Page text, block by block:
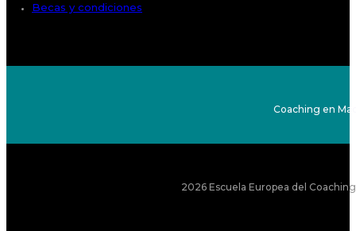
Becas y condiciones
Coaching en
2026 Escuela Europea del Coaching